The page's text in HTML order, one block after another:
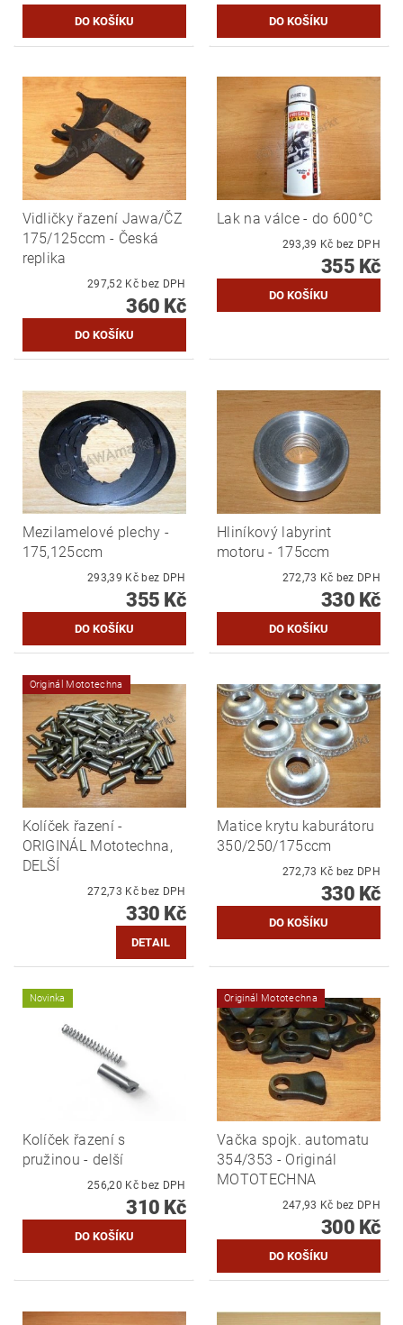
Vidličky řazení Jawa/ČZ
175/125ccm - Česká
replika
297,52 Kč bez DPH
360 Kč
Lak na válce - do 600°C
293,39 Kč bez DPH
355 Kč
Mezilamelové plechy -
175,125ccm
293,39 Kč bez DPH
355 Kč
Hliníkový labyrint
motoru - 175ccm
272,73 Kč bez DPH
330 Kč
Originál Mototechna
Kolíček řazení -
ORIGINÁL Mototechna,
DELŠÍ
272,73 Kč bez DPH
330 Kč
DETAIL
Matice krytu kaburátoru
350/250/175ccm
272,73 Kč bez DPH
330 Kč
Novinka
Kolíček řazení s
pružinou - delší
256,20 Kč bez DPH
310 Kč
Originál Mototechna
Vačka spojk. automatu
354/353 - Originál
MOTOTECHNA
247,93 Kč bez DPH
300 Kč